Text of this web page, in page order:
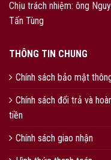
Chịu trách nhiệm: ông
Tấn Tùng
THÔNG TIN CHUNG
Chính sách bảo mật
Chính sách đổi trả và
tiền
Chính sách giao nhận